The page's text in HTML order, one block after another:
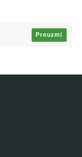
Preuzmi